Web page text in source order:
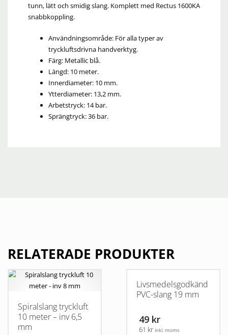
tunn, lätt och smidig slang. Komplett med Rectus 1600KA
snabbkoppling.
Användningsområde: För alla typer av
tryckluftsdrivna handverktyg.
Färg: Metallic blå.
Längd: 10 meter.
Innerdiameter: 10 mm.
Ytterdiameter: 13,2 mm.
Arbetstryck: 14 bar.
Sprängtryck: 36 bar.
RELATERADE PRODUKTER
Spiralslang tryckluft
10 meter – inv 6,5
mm
Livsmedelsgodkänd
PVC-slang 19 mm
49 kr
61 kr inkl. moms